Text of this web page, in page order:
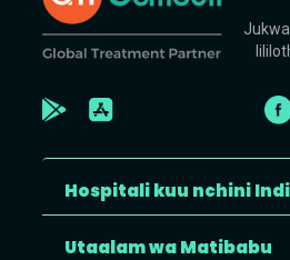
Hospitali kuu nchini
Utaalam wa Matibabu